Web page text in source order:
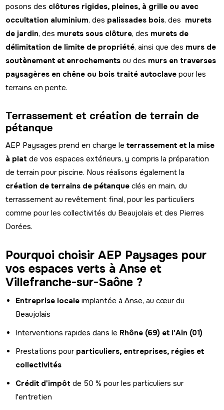
posons des clôtures rigides, pleines, à grille ou avec
occultation aluminium, des palissades bois, des murets
de jardin, des murets sous clôture, des murets de
délimitation de limite de propriété, ainsi que des murs de
soutènement et enrochements ou des murs en traverses
paysagères en chêne ou bois traité autoclave pour les
terrains en pente.
Terrassement et création de terrain de
pétanque
AEP Paysages prend en charge leterrassement et la mise
à plat de vos espaces extérieurs, y compris la préparation
de terrain pour piscine. Nous réalisons également la
création de terrains de pétanque clés en main, du
terrassement au revêtement final, pour les particuliers
comme pour les collectivités du Beaujolais et des Pierres
Dorées.
Pourquoi choisir AEP Paysages pour
vos espaces verts à Anse et
Villefranche-sur-Saône ?
Entreprise locale implantée à Anse, au cœur du
Beaujolais
Interventions rapides dans le Rhône (69) et l'Ain (01)
Prestations pour particuliers, entreprises, régies et
collectivités
Crédit d'impôt de 50 % pour les particuliers sur
l'entretien